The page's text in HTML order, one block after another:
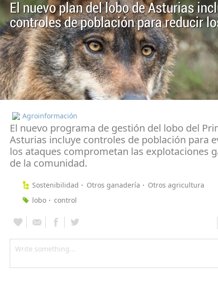
El nuevo plan del lobo de Asturias
controles de población para reducir
Agroinformación
El nuevo programa de gestión del lobo del
Asturias incluye controles de población para
los ataques comprometan las explotaciones
de la comunidad.
Sostenibilidad Otros ganadería
Otros agricultura
lobo
control